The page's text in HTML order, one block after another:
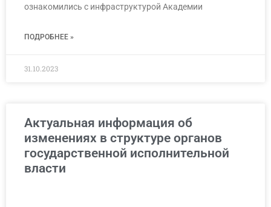
ознакомились с инфраструктурой Академии
ПОДРОБНЕЕ »
31.10.2023
Актуальная информация об
изменениях в структуре органов
государственной исполнительной
власти